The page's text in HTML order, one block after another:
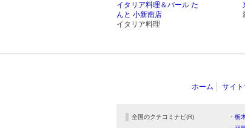
イタリア料理＆バール た
んと 小新南店
イタリア料理
ホーム サイ
全国のクチコミナビ(R) ・栃